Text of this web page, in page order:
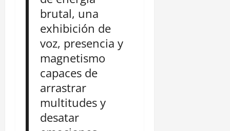
brutal, una
exhibición de
voz, presencia y
magnetismo
capaces de
arrastrar
multitudes y
desatar